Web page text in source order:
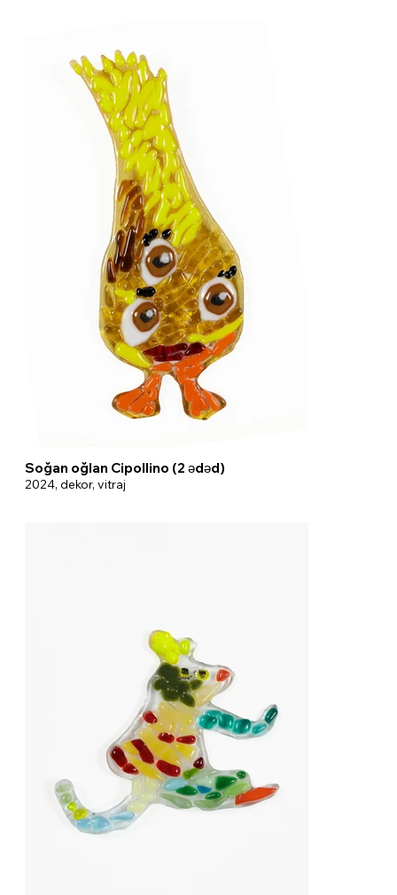
Soğan oğlan Cipollino (2 ədəd)
2024, dekor, vitraj